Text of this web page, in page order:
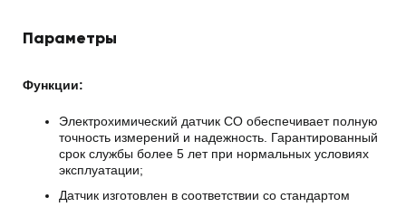
Параметры
Функции:
Электрохимический датчик СО обеспечивает полную
точность измерений и надежность. Гарантированный
срок службы более 5 лет при нормальных условиях
эксплуатации;
Датчик изготовлен в соответствии со стандартом